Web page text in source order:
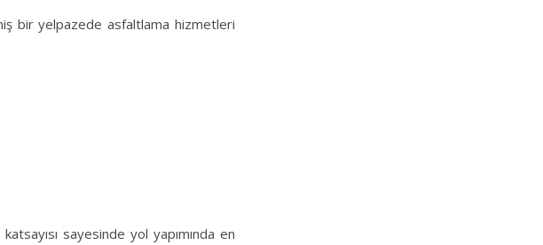
bir yelpazede asfaltlama hizmetleri
sayesinde yol yapımında en